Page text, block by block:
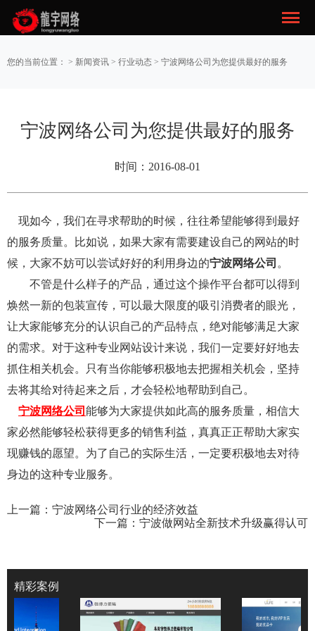
您的当前位置： > 新闻资讯 > 行业动态 > 宁波网络公司为您提供最好的服务
宁波网络公司为您提供最好的服务
时间：2016-08-01
现如今，我们在寻求帮助的时候，往往希望能够得到最好
的服务质量。比如说，如果大家有需要建设自己的网站的时
候，大家不妨可以尝试好好的利用身边的宁波网络公司 。
不管是什么样子的产品，通过这个操作平台都可以得到
焕然一新的包装宣传，可以最大限度的吸引消费者的眼光，
让大家能够充分的认识自己的产品特点，绝对能够满足大家
的需求。对于这种专业网站设计来说，我们一定要好好地去
抓住相关机会。只有当你能够积极地去把握相关机会，坚持
去将其给对待起来之后，才会轻松地帮助到自己。
宁波网络公司 能够为大家提供如此高的服务质量，相信大
家必然能够轻松获得更多的销售利益，真真正正帮助大家实
现赚钱的愿望。为了自己的实际生活，一定要积极地去对待
身边的这种专业服务。
上一篇： 宁波网络公司行业的经济效益
下一篇： 宁波做网站全新技术升级赢得认可
精彩案例